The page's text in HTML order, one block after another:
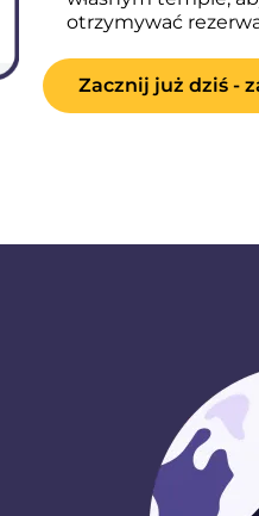
otrzymywać
Zacznij już dziś -